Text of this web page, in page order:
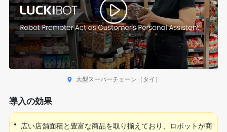
大型スーパーチェーン（タイ）
導入の効果
• 広い店舗面積と豊富な商品を取り揃えており、ロボットが商